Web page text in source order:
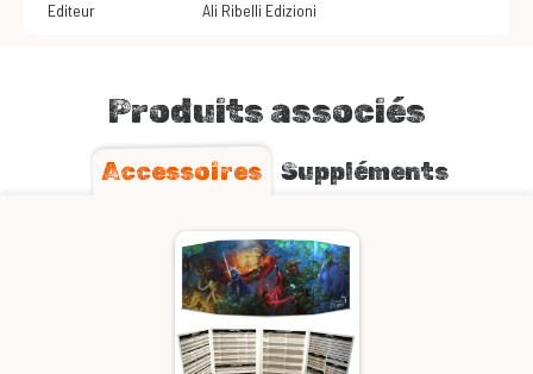
Editeur Ali Ribelli Edizioni
Produits associés
Accessoires Suppléments